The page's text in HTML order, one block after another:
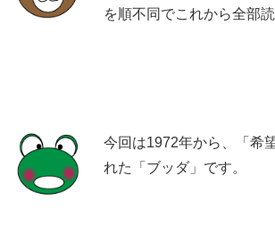
を順不同でこれから全部
今回は1972年から、「希
れた「ブッダ」です。